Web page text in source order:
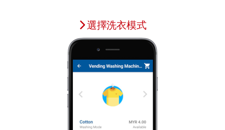
選擇洗衣模式